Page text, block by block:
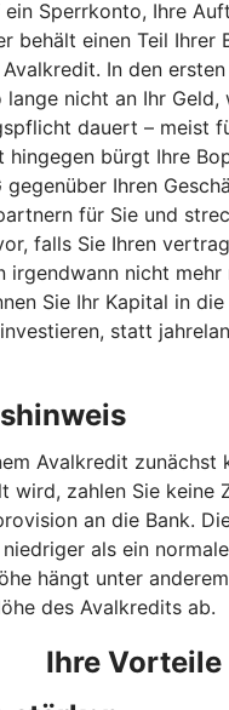
Sperrkonto, Ihre
behält einen Teil Ihrer
In den
lange nicht an Ihr Geld,
dauert – meist
hingegen bürgt Ihre
gegenüber Ihren
für Sie und
falls Sie Ihren
irgendwann nicht mehr
Sie Ihr Kapital in
statt
Avalkredit zunächst
wird, zahlen Sie keine
an die Bank.
als ein
hängt unter
des Avalkredits ab.
Ihre Vorteile